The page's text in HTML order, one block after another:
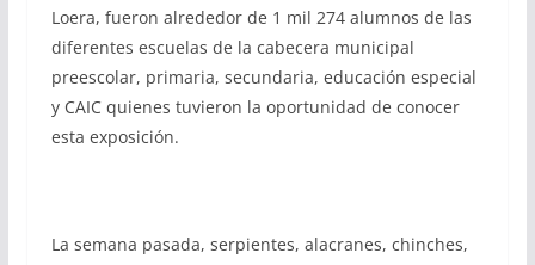
Loera, fueron alrededor de 1 mil 274 alumnos de las
diferentes escuelas de la cabecera municipal
preescolar, primaria, secundaria, educación especial
y CAIC quienes tuvieron la oportunidad de conocer
esta exposición.
La semana pasada, serpientes, alacranes, chinches,